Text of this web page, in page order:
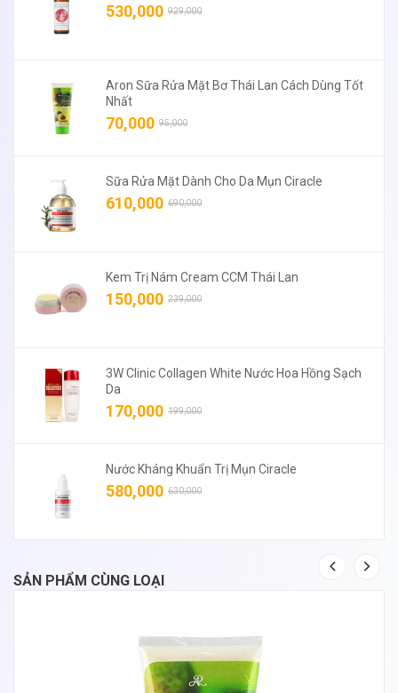
530,000 929,000
Aron Sữa Rửa Mặt Bơ Thái Lan Cách Dùng Tốt
Nhất
70,000 95,000
Sữa Rửa Mặt Dành Cho Da Mụn Ciracle
610,000 690,000
Kem Trị Nám Cream CCM Thái Lan
150,000 239,000
3W Clinic Collagen White Nước Hoa Hồng Sạch
Da
170,000 199,000
Nước Kháng Khuẩn Trị Mụn Ciracle
580,000 630,000
SẢN PHẨM CÙNG LOẠI